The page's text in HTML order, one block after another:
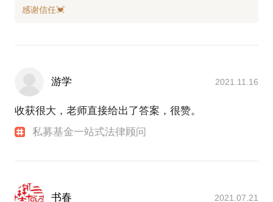
游学 2021.11.16
收获很大，老师直接给出了答案，很赞。
私募基金一站式法律顾问
书春 2021.07.21